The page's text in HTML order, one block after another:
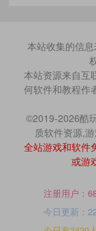
本站收集的信
本站资源来自互
何软件和教程作
©2019-2026酷
质软件资源,
全站游戏和软件
或游
注册用户：
今日更新：